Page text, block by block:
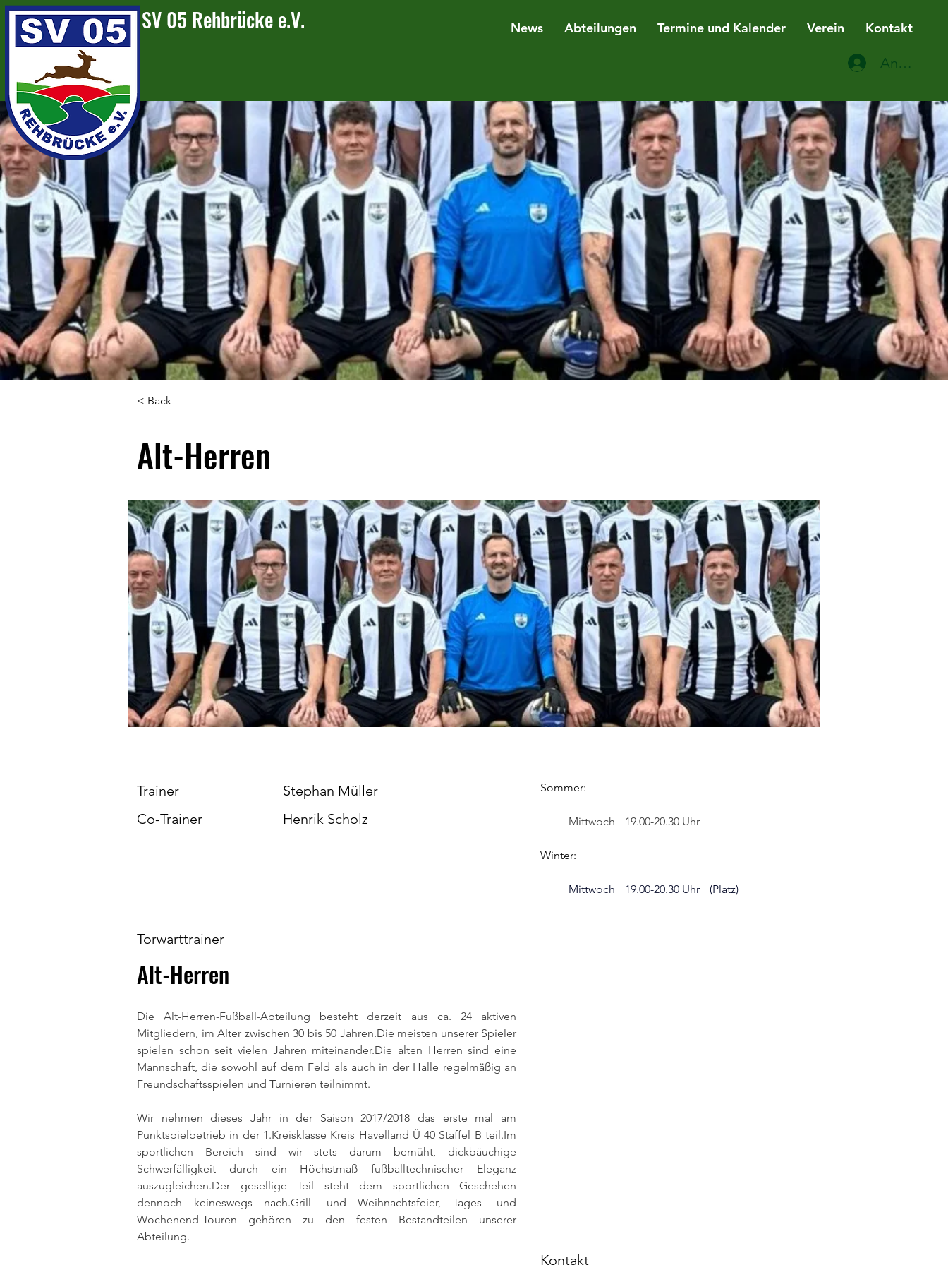
News Abteilungen Termine und Kalender Verein Kontakt
Anmelden
SV 05 Rehbrücke e.V.
< Back
Alt-Herren
Trainer
Co-Trainer
Stephan Müller
Henrik Scholz
Sommer:
Mittwoch 	19.00-20.30 Uhr
Winter:
Mittwoch 	19.00-20.30 Uhr 	(Platz)
Torwarttrainer
Alt-Herren
Die Alt-Herren-Fußball-Abteilung besteht derzeit aus ca. 24 aktiven
Mitgliedern, im Alter zwischen 30 bis 50 Jahren.Die meisten unserer Spieler
spielen schon seit vielen Jahren miteinander.Die alten Herren sind eine
Mannschaft, die sowohl auf dem Feld als auch in der Halle regelmäßig an
Freundschaftsspielen und Turnieren teilnimmt.
Wir nehmen dieses Jahr in der Saison 2017/2018 das erste mal am
Punktspielbetrieb in der 1.Kreisklasse Kreis Havelland Ü 40 Staffel B teil.Im
sportlichen Bereich sind wir stets darum bemüht, dickbäuchige
Schwerfälligkeit durch ein Höchstmaß fußballtechnischer Eleganz
auszugleichen.Der gesellige Teil steht dem sportlichen Geschehen
dennoch keineswegs nach.Grill- und Weihnachtsfeier, Tages- und
Wochenend-Touren gehören zu den festen Bestandteilen unserer
Abteilung.
Kontakt